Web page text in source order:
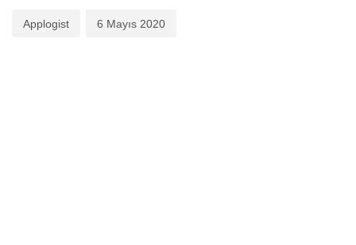
Applogist 6 Mayıs 2020